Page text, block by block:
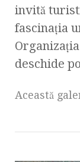
invită
fascinația
deschide
Această